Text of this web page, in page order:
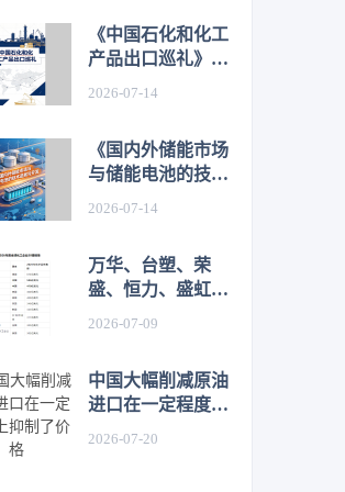
《中国石化和化工
产品出口巡礼》序
2026-07-14
《国内外储能市场
与储能电池的技术
2026-07-14
万华、台塑、荣
盛、恒力、盛虹、
2026-07-09
中国大幅削减原油
进口在一定程度上
2026-07-20